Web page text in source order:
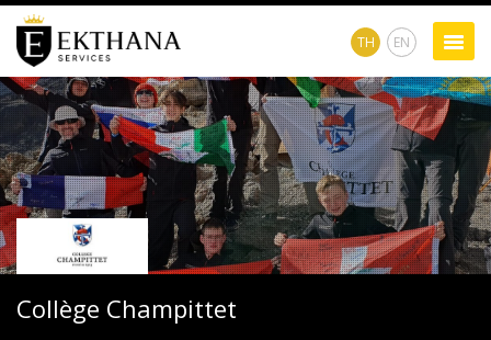
TH EN
Collège Champittet